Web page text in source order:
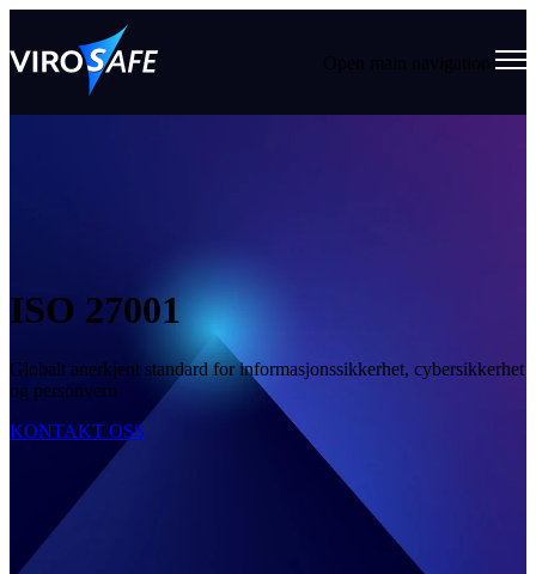
Open main navigation
ISO 27001
Globalt anerkjent standard for informasjonssikkerhet, cybersikkerhet
og personvern
KONTAKT OSS